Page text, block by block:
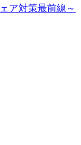
ア対策最前線～